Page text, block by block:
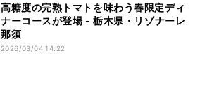
高糖度の完熟トマトを味わう春限定ディ
ナーコースが登場 - 栃木県・リゾナーレ
那須
2026/03/04 14:22